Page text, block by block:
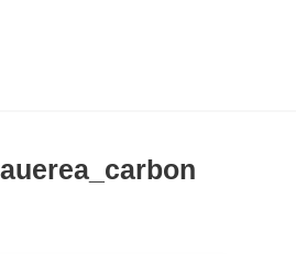
auerea_carbon